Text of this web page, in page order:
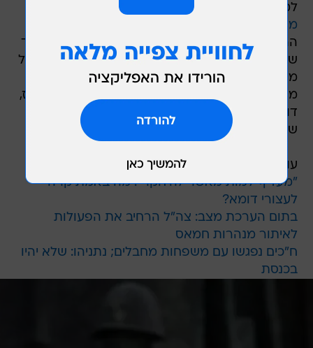
למותם של 96 בני אדם,
הייתה תאונה שנבעה
משילוב של טעות טייס ומזג אוויר רע
ההתרסקות הייתה למעשה התנקשות מכוונת, ובעוד
שההאשמות שלהם מעורפלות למדי, הן מצביעות על
מעורבותו של המנהיג הרוסי ולדימיר פוטין, ואף
מעלות את האפשרות כי ראש הממשלה הפולני דאז,
דונלד טוסק  כיום ראש המועצה האירופית  היה
שותף לדבר.
עוד בוואלה! NEWS:
"מעדיף למות מאשר להיחקר": מה באמת קרה
לעצורי דומא?
בתום הערכת מצב: צה"ל הרחיב את הפעולות
לאיתור מנהרות חמאס
ח"כים נפגשו עם משפחות מחבלים; נתניהו: שלא יהיו
בכנסת